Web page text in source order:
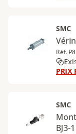
SMC
Réf.
PRIX
SMC
BJ3-1